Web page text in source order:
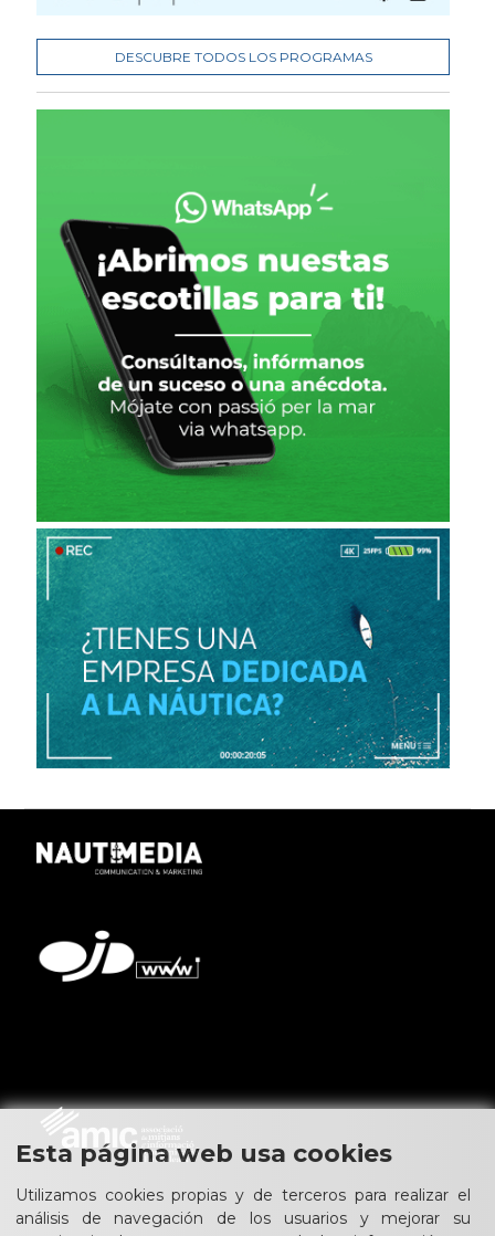
DESCUBRE TODOS LOS PROGRAMAS
Esta página web usa cookies
Utilizamos cookies propias y de terceros para realizar el
análisis de navegación de los usuarios y mejorar su